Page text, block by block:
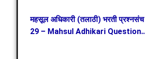
महसूल अधिकारी (तलाठी) भरती प्रश्नसंच
29 – Mahsul Adhikari Question